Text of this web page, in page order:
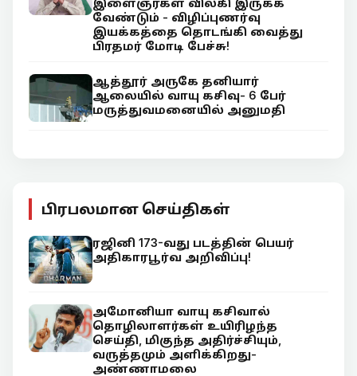
இளைஞர்கள் விலகி இருக்க
வேண்டும் - விழிப்புணர்வு
இயக்கத்தை தொடங்கி வைத்து
பிரதமர் மோடி பேச்சு!
ஆத்தூர் அருகே தனியார்
ஆலையில் வாயு கசிவு- 6 பேர்
மருத்துவமனையில் அனுமதி
பிரபலமான செய்திகள்
ரஜினி 173-வது படத்தின் பெயர்
அதிகாரபூர்வ அறிவிப்பு!
அமோனியா வாயு கசிவால்
தொழிலாளர்கள் உயிரிழந்த
செய்தி, மிகுந்த அதிர்ச்சியும்,
வருத்தமும் அளிக்கிறது-
அண்ணாமலை